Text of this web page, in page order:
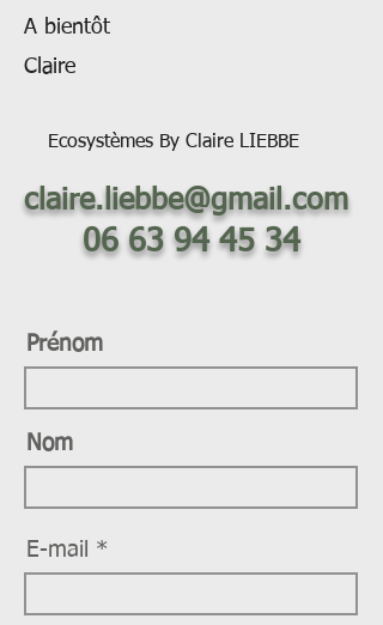
A bientôt
Claire
Ecosystèmes By Claire LIEBBE
claire.liebbe@gmail.com
06 63 94 45 34
Prénom
Nom
E-mail